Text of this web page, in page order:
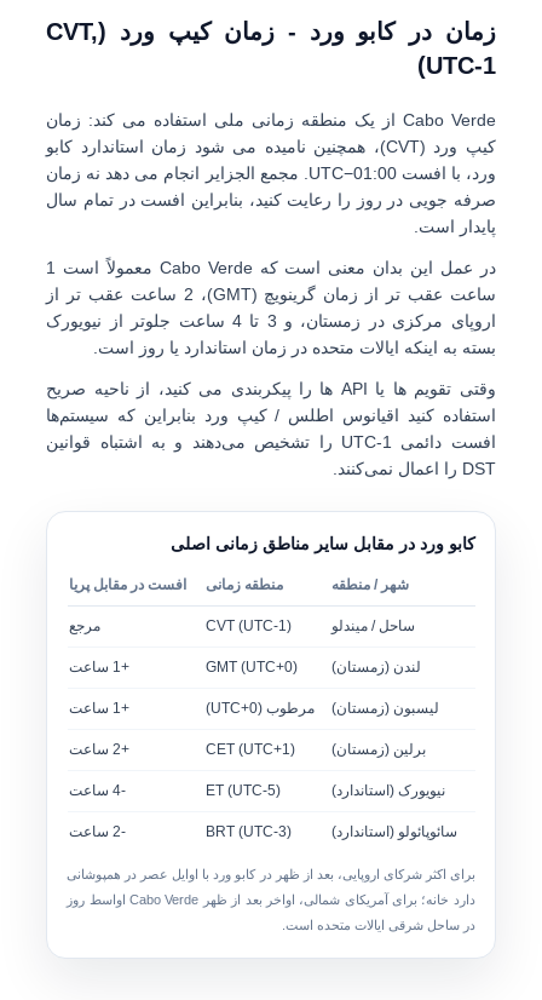
زمان در کابو ورد - زمان کیپ ورد (CVT,
UTC-1)
Cabo Verde از یک منطقه زمانی ملی استفاده می کند:
زمان
کیپ ورد (CVT)
، همچنین نامیده می شود زمان استاندارد کابو
ورد، با افستUTC−01:00 . مجمع الجزایر انجام می دهد نه زمان
صرفه جویی در روز را رعایت کنید، بنابراین افست در تمام سال
پایدار است.
در عمل این بدان معنی است که Cabo Verde معمولاً است
1
ساعت عقب تر از زمان گرینویچ (GMT)
،
2 ساعت عقب تر از
اروپای مرکزی در زمستان، و 3 تا 4 ساعت جلوتر از نیویورک
بسته به اینکه ایالات متحده در زمان استاندارد یا روز است.
وقتی تقویم ها یا API ها را پیکربندی می کنید، از ناحیه صریح
استفاده کنید اقیانوس اطلس / کیپ ورد
بنابراین که سیستم‌ها
افست دائمی UTC-1 را تشخیص می‌دهند و به اشتباه قوانین
DST را اعمال نمی‌کنند.
کابو ورد در مقابل سایر مناطق زمانی اصلی
شهر / منطقه منطقه زمانی افست در مقابل پریا
ساحل / میندلو CVT (UTC-1) مرجع
لندن (زمستان) GMT (UTC+0) +1 ساعت
لیسبون (زمستان) مرطوب (UTC+0) +1 ساعت
برلین (زمستان) CET (UTC+1) +2 ساعت
نیویورک (استاندارد) ET (UTC-5) -4 ساعت
سائوپائولو (استاندارد) BRT (UTC-3) -2 ساعت
برای اکثر شرکای اروپایی، بعد از ظهر در کابو ورد با اوایل عصر در همپوشانی
دارد خانه؛ برای آمریکای شمالی، اواخر بعد از ظهر Cabo Verde
اواسط روز
در ساحل شرقی ایالات متحده است.